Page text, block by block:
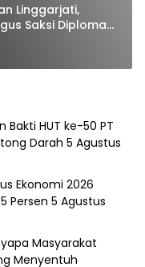
Linggarjati,
Saksi Diplomasi
Bangsa
Bakti HUT ke-50 PT
Darah 5 Agustus
Ekonomi 2026
Persen 5 Agustus
Masyarakat
Menyentuh